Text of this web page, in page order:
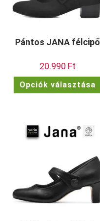
Pántos JANA félcipő
20.990 Ft
Opciók választása